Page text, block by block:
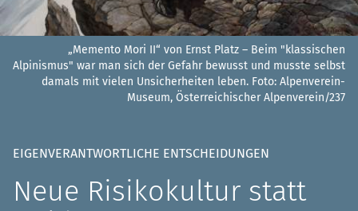
„Memento Mori II“ von Ernst Platz – Beim "klassischen
Alpinismus" war man sich der Gefahr bewusst und musste selbst
damals mit vielen Unsicherheiten leben. Foto: Alpenverein-
Museum, Österreichischer Alpenverein/237
EIGENVERANTWORTLICHE ENTSCHEIDUNGEN
Neue Risikokultur statt